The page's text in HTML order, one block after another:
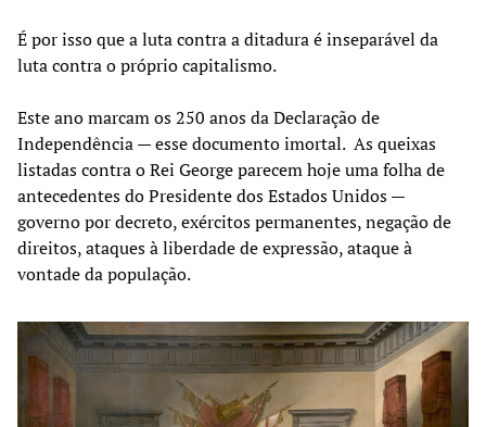
É por isso que a luta contra a ditadura é inseparável da
luta contra o próprio capitalismo.
Este ano marcam os 250 anos da Declaração de
Independência — esse documento imortal. As queixas
listadas contra o Rei George parecem hoje uma folha de
antecedentes do Presidente dos Estados Unidos —
governo por decreto, exércitos permanentes, negação de
direitos, ataques à liberdade de expressão, ataque à
vontade da população.